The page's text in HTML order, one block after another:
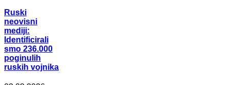
Ruski
neovisni
mediji:
Identificirali
smo 236.000
poginulih
ruskih vojnika